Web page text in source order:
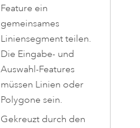
Feature ein
gemeinsames
Liniensegment teilen.
Die Eingabe- und
Auswahl-Features
müssen Linien oder
Polygone sein.
Gekreuzt durch den